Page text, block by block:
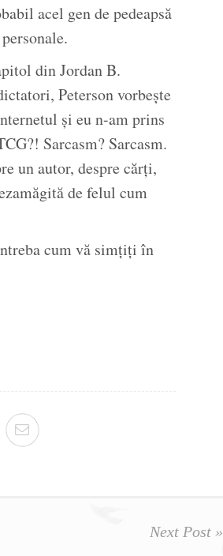
acel gen de pedeapsă
din Jordan B.
Peterson vorbește
și eu n-am prins
Sarcasm? Sarcasm.
un autor, despre cărți,
de felul cum
cum vă simțiți în
Next Post »